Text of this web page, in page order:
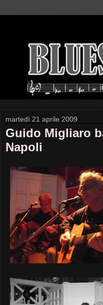
martedì 21 aprile 2009
Guido Migliaro
Napoli